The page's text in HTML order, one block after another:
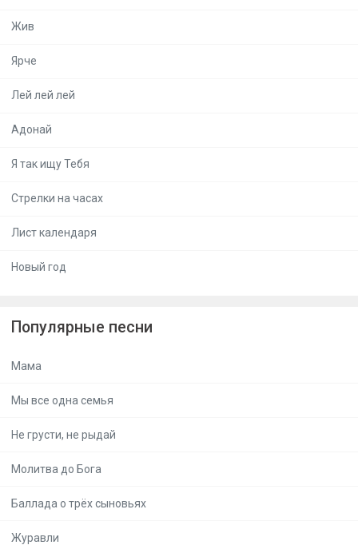
Жив
Ярче
Лей лей лей
Адонай
Я так ищу Тебя
Стрелки на часах
Лист календаря
Новый год
Популярные песни
Мама
Мы все одна семья
Не грусти, не рыдай
Молитва до Бога
Баллада о трёх сыновьях
Журавли